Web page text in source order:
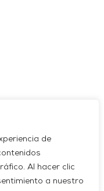
de
Al hacer clic
a nuestro